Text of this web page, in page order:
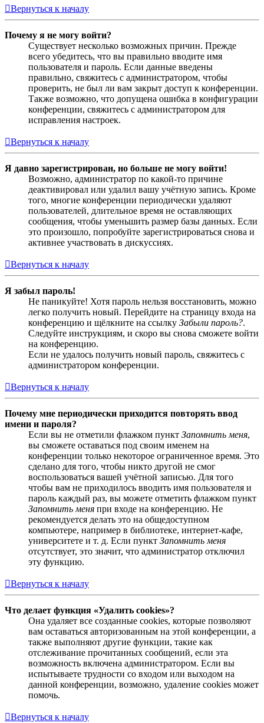
Вернуться к началу
Почему я не могу войти?
Существует несколько возможных причин. Прежде
всего убедитесь, что вы правильно вводите имя
пользователя и пароль. Если данные введены
правильно, свяжитесь с администратором, чтобы
проверить, не был ли вам закрыт доступ к конференции.
Также возможно, что допущена ошибка в конфигурации
конференции, свяжитесь с администратором для
исправления настроек.
Вернуться к началу
Я давно зарегистрирован, но больше не могу войти!
Возможно, администратор по какой-то причине
деактивировал или удалил вашу учётную запись. Кроме
того, многие конференции периодически удаляют
пользователей, длительное время не оставляющих
сообщения, чтобы уменьшить размер базы данных. Если
это произошло, попробуйте зарегистрироваться снова и
активнее участвовать в дискуссиях.
Вернуться к началу
Я забыл пароль!
Не паникуйте! Хотя пароль нельзя восстановить, можно
легко получить новый. Перейдите на страницу входа на
конференцию и щёлкните на ссылку Забыли пароль?.
Следуйте инструкциям, и скоро вы снова сможете войти
на конференцию.
Если не удалось получить новый пароль, свяжитесь с
администратором конференции.
Вернуться к началу
Почему мне периодически приходится повторять ввод
имени и пароля?
Если вы не отметили флажком пункт Запомнить меня,
вы сможете оставаться под своим именем на
конференции только некоторое ограниченное время. Это
сделано для того, чтобы никто другой не смог
воспользоваться вашей учётной записью. Для того
чтобы вам не приходилось вводить имя пользователя и
пароль каждый раз, вы можете отметить флажком пункт
Запомнить меня при входе на конференцию. Не
рекомендуется делать это на общедоступном
компьютере, например в библиотеке, интернет-кафе,
университете и т. д. Если пункт Запомнить меня
отсутствует, это значит, что администратор отключил
эту функцию.
Вернуться к началу
Что делает функция «Удалить cookies»?
Она удаляет все созданные cookies, которые позволяют
вам оставаться авторизованным на этой конференции, а
также выполняют другие функции, такие как
отслеживание прочитанных сообщений, если эта
возможность включена администратором. Если вы
испытываете трудности со входом или выходом на
данной конференции, возможно, удаление cookies может
помочь.
Вернуться к началу